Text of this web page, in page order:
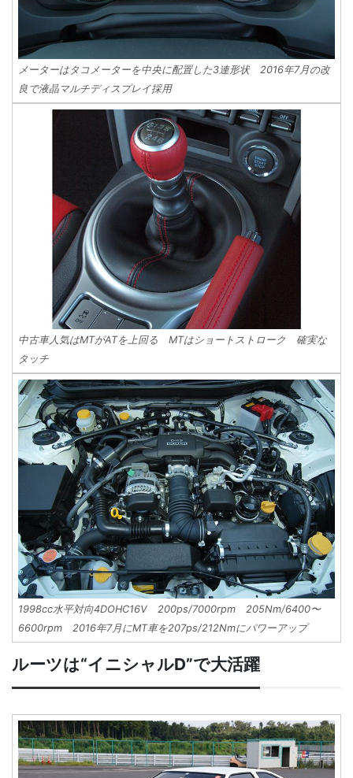
メーターはタコメーターを中央に配置した3連形状 2016年7月の改
良で液晶マルチディスプレイ採用
中古車人気はMTがATを上回る MTはショートストローク 確実な
タッチ
1998cc水平対向4DOHC16V 200ps/7000rpm 205Nm/6400〜
6600rpm 2016年7月にMT車を207ps/212Nmにパワーアップ
ルーツは“イニシャルD”で大活躍